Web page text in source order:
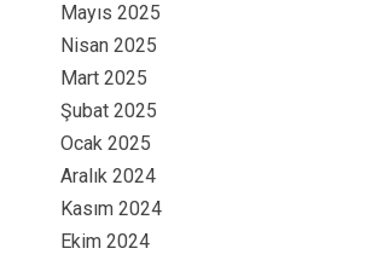
Mayıs 2025
Nisan 2025
Mart 2025
Şubat 2025
Ocak 2025
Aralık 2024
Kasım 2024
Ekim 2024